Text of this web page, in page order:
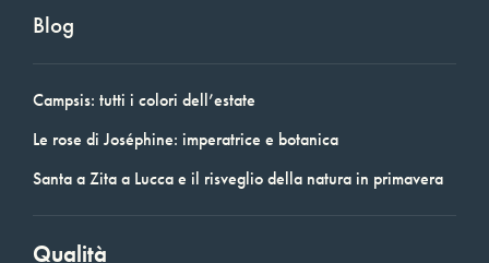
Blog
Campsis: tutti i colori dell’estate
Le rose di Joséphine: imperatrice e botanica
Santa a Zita a Lucca e il risveglio della natura in primavera
Qualità